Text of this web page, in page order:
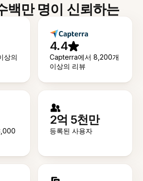
백만 명이 신뢰하는
상의
4.4
Capterra에서 8,200개
이상의 리뷰
2억 5천만
등록된 사용자